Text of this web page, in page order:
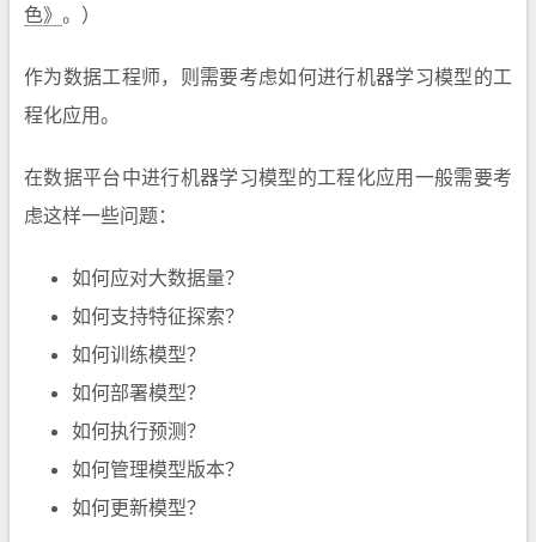
色》 。）
作为数据工程师，则需要考虑如何进行机器学习模型的工
程化应用。
在数据平台中进行机器学习模型的工程化应用一般需要考
虑这样一些问题：
如何应对大数据量？
如何支持特征探索？
如何训练模型？
如何部署模型？
如何执行预测？
如何管理模型版本？
如何更新模型？